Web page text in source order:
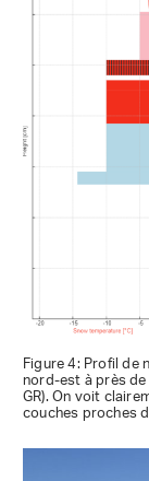
Figure 4: Profil de
nord-est à près
GR). On voit
couches proches